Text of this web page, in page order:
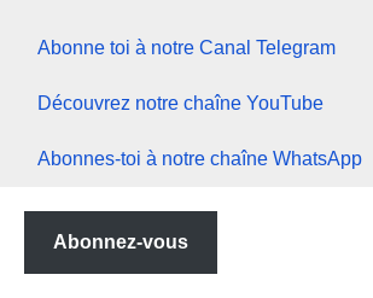
Abonne toi à notre Canal Telegram
Découvrez notre chaîne YouTube
Abonnes-toi à notre chaîne WhatsApp
Abonnez-vous